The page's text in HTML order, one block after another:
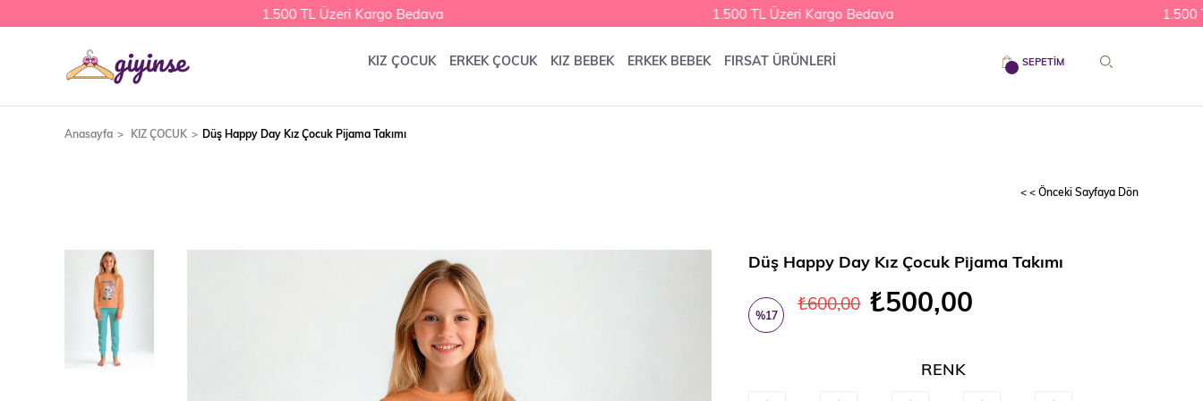
1.500 TL Üzeri Kargo Bedava 1.500 TL Üzeri Kargo Bedava 1.500
SEPETIM
KIZ ÇOCUK ERKEK ÇOCUK KIZ BEBEK ERKEK BEBEK FIRSAT ÜRÜNLERİ
Anasayfa KIZ ÇOCUK Düş Happy Day Kız Çocuk Pijama Takımı
< < Önceki Sayfaya Dön
Düş Happy Day Kız Çocuk Pijama Takımı
%17
₺600,00 ₺500,00
RENK